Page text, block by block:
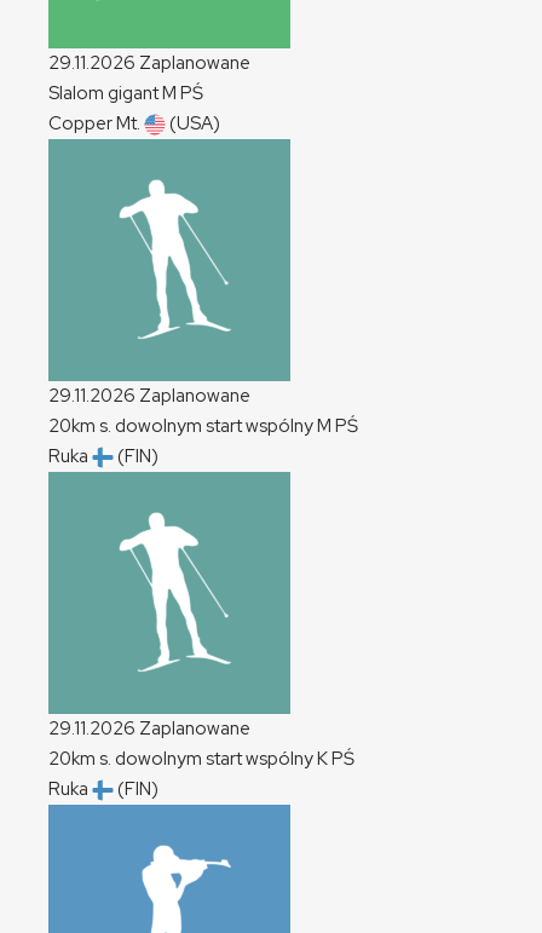
29.11.2026 Zaplanowane
Slalom gigantM PŚ
Copper Mt.
(USA)
29.11.2026 Zaplanowane
20km s. dowolnym start wspólnyM PŚ
Ruka
(FIN)
29.11.2026 Zaplanowane
20km s. dowolnym start wspólnyKPŚ
Ruka
(FIN)